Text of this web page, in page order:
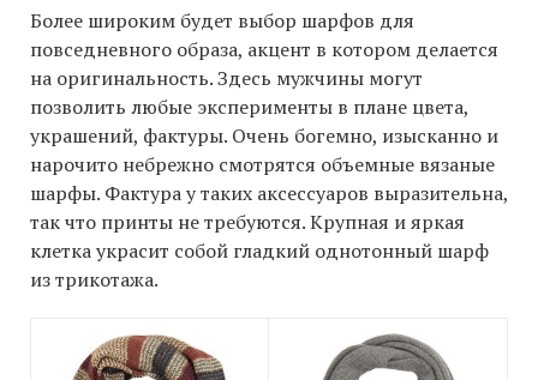
Более широким будет выбор шарфов для
повседневного образа, акцент в котором делается
на оригинальность. Здесь мужчины могут
позволить любые эксперименты в плане цвета,
украшений, фактуры. Очень богемно, изысканно и
нарочито небрежно смотрятся объемные вязаные
шарфы. Фактура у таких аксессуаров выразительна,
так что принты не требуются. Крупная и яркая
клетка украсит собой гладкий однотонный шарф
из трикотажа.